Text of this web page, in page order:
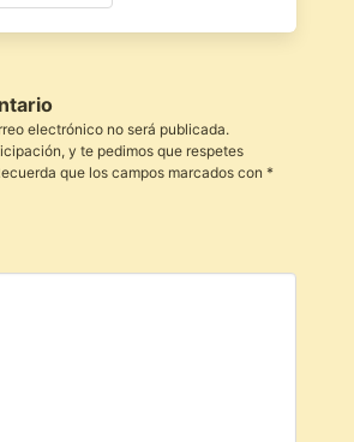
electrónico no será publicada.
y te pedimos que respetes
que los campos marcados con *